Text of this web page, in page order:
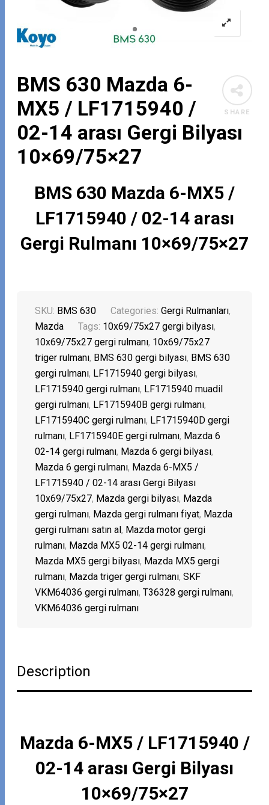
SHARE
BMS 630 Mazda 6-
MX5 / LF1715940 /
02-14 arası Gergi Bilyası
10×69/75×27
BMS 630 Mazda 6-MX5 /
LF1715940 / 02-14 arası
Gergi Rulmanı 10×69/75×27
SKU: BMS 630 Categories:Gergi Rulmanları,
Mazda
Tags: 10x69/75x27 gergi bilyası,
10x69/75x27 gergi rulmanı, 10x69/75x27
triger rulmanı, BMS 630 gergi bilyası, BMS 630
gergi rulmanı, LF1715940 gergi bilyası,
LF1715940 gergi rulmanı, LF1715940 muadil
gergi rulmanı, LF1715940B gergi rulmanı,
LF1715940C gergi rulmanı, LF1715940D gergi
rulmanı, LF1715940E gergi rulmanı, Mazda 6
02-14 gergi rulmanı, Mazda 6 gergi bilyası,
Mazda 6 gergi rulmanı, Mazda 6-MX5 /
LF1715940 / 02-14 arası Gergi Bilyası
10x69/75x27, Mazda gergi bilyası, Mazda
gergi rulmanı, Mazda gergi rulmanı fiyat, Mazda
gergi rulmanı satın al, Mazda motor gergi
rulmanı, Mazda MX5 02-14 gergi rulmanı,
Mazda MX5 gergi bilyası, Mazda MX5 gergi
rulmanı, Mazda triger gergi rulmanı,SKF
VKM64036 gergi rulmanı,T36328 gergi rulmanı,
VKM64036 gergi rulmanı
Description
Mazda 6-MX5 / LF1715940 /
02-14 arası Gergi Bilyası
10×69/75×27